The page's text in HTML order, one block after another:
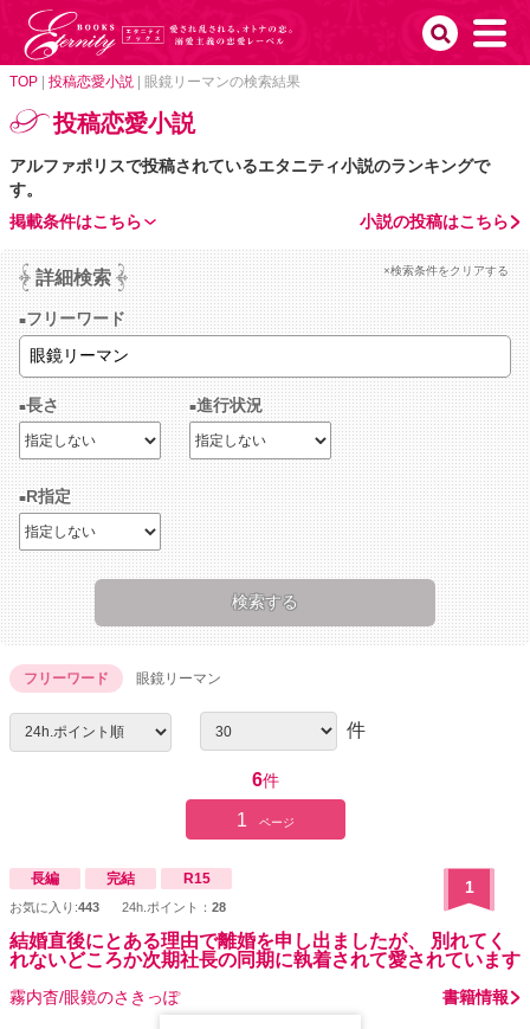
TOP 投稿恋愛小説 眼鏡リーマンの検索結果
投稿恋愛小説
アルファポリスで投稿されているエタニティ小説のランキングで
す。
小説の投稿はこちら
掲載条件はこちら
詳細検索 ×検索条件をクリアする
フリーワード
長さ 進行状況
R指定
フリーワード 眼鏡リーマン
件
6件
1 ページ
長編 完結 R15
お気に入り:443 24h.ポイント： 28
1
結婚直後にとある理由で離婚を申し出ましたが、 別れてく
れないどころか次期社長の同期に執着されて愛されています
霧内杳/眼鏡のさきっぽ 書籍情報